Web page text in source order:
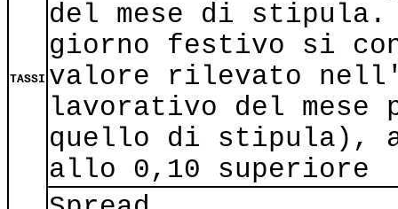
TASSI
del mese di
giorno festivo si
valore rilevato
lavorativo del mese
quello di stipula),
allo 0,10 superiore